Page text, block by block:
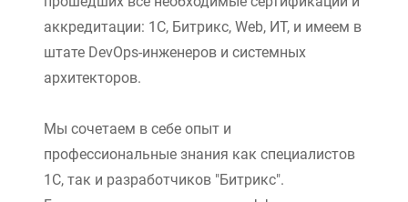
аккредитации: 1С, Битрикс, Web, ИТ, и имеем в
штате DevOps-инженеров и системных
архитекторов.
Мы сочетаем в себе опыт и
профессиональные знания как специалистов
1С, так и разработчиков "Битрикс".